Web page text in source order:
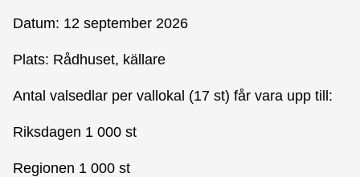
Datum: 12 september 2026
Plats: Rådhuset, källare
Antal valsedlar per vallokal (17 st) får vara upp till:
Riksdagen 1 000 st
Regionen 1 000 st